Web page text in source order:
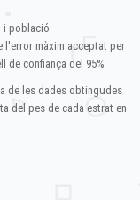
i població
l'error màxim acceptat per
de confiança del 95%
de les dades obtingudes
del pes de cada estrat en